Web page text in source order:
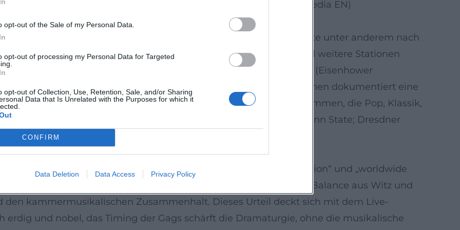
opt-out of the Sale of my Personal Data.
opt-out of processing my Personal Data for Targeted
opt-out of Collection, Use, Retention, Sale, and/or Sharing
Data that Is Unrelated with the Purposes for which it
CONFIRM
Data Deletion Data Access Privacy Policy
Arrangement- und Wahrnehmungskonstrukt ist. (Quellen: Wikipedia EN)
2024–2026
das Ensemble auf Tour: 2025 führte die 40th-Anniversary-Route unter anderem nach
die anhaltende Popularität in Nordamerika. Für 2026 sind weitere Stationen
(La Jolla Music Society) und an der Pennsylvania State University (Eisenhower
europäischen Festivals, wie in Dresden. Diese Dichte an Spielplänen dokumentiert eine
näher an neue Generationen von Musikfans bringt – mit Programmen, die Pop, Klassik,
mischen. (Quellen: Stadt Dortmund; La Jolla Music Society; Penn State; Dresdner
firmieren die „Ukes“ längst als „much-loved national institution“ und „worldwide
skill“ der Spielerinnen und Spieler hervor, die raffinierte Balance aus Witz und
den kammermusikalischen Zusammenhalt. Dieses Urteil deckt sich mit dem Live-
erdig und nobel, das Timing der Gags schärft die Dramaturgie, ohne die musikalische